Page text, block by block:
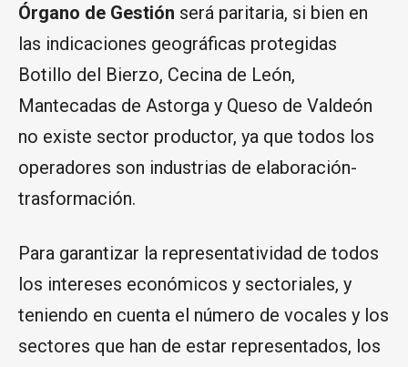
Órgano de Gestión será paritaria, si bien en
las indicaciones geográficas protegidas
Botillo del Bierzo, Cecina de León,
Mantecadas de Astorga y Queso de Valdeón
no existe sector productor, ya que todos los
operadores son industrias de elaboración-
trasformación.
Para garantizar la representatividad de todos
los intereses económicos y sectoriales, y
teniendo en cuenta el número de vocales y los
sectores que han de estar representados, los